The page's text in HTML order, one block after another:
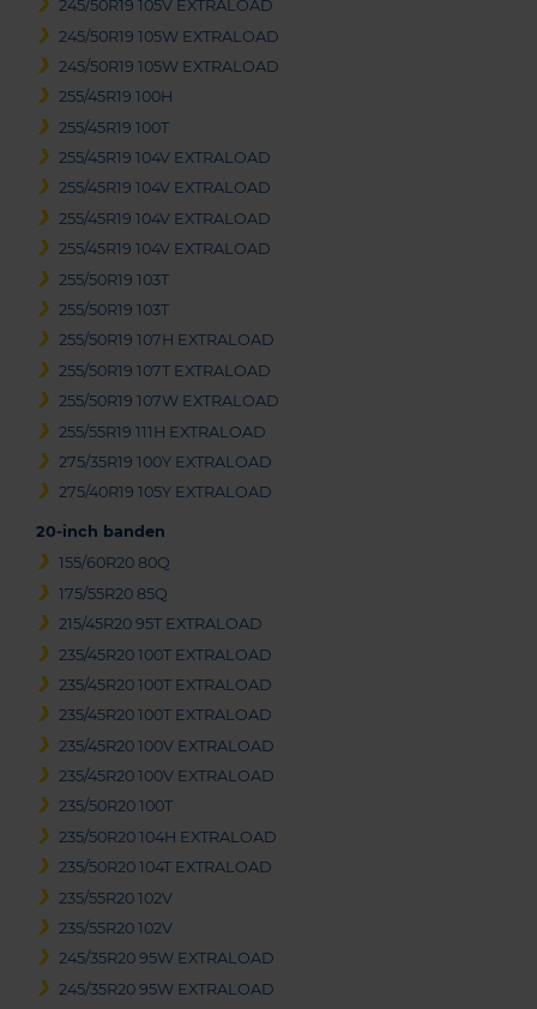
245/50R19 105V EXTRALOAD
245/50R19 105W EXTRALOAD
245/50R19 105W EXTRALOAD
255/45R19 100H
255/45R19 100T
255/45R19 104V EXTRALOAD
255/45R19 104V EXTRALOAD
255/45R19 104V EXTRALOAD
255/45R19 104V EXTRALOAD
255/50R19 103T
255/50R19 103T
255/50R19 107H EXTRALOAD
255/50R19 107T EXTRALOAD
255/50R19 107W EXTRALOAD
255/55R19 111H EXTRALOAD
275/35R19 100Y EXTRALOAD
275/40R19 105Y EXTRALOAD
20-inch banden
155/60R20 80Q
175/55R20 85Q
215/45R20 95T EXTRALOAD
235/45R20 100T EXTRALOAD
235/45R20 100T EXTRALOAD
235/45R20 100T EXTRALOAD
235/45R20 100V EXTRALOAD
235/45R20 100V EXTRALOAD
235/50R20 100T
235/50R20 104H EXTRALOAD
235/50R20 104T EXTRALOAD
235/55R20 102V
235/55R20 102V
245/35R20 95W EXTRALOAD
245/35R20 95W EXTRALOAD